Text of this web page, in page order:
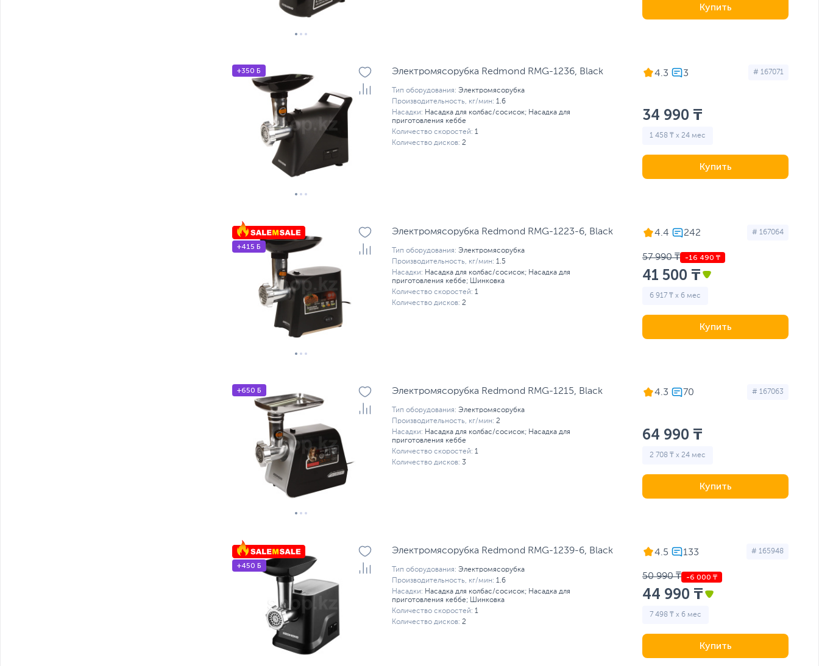
Купить
+350 Б Электромясорубка Redmond RMG-1236, Black
Тип оборудования: Электромясорубка
Производительность, кг/мин: 1.6
Насадки: Насадка для колбас/сосисок; Насадка для
приготовления кеббе
Количество скоростей: 1
Количество дисков: 2
4.3 # 167071
34 990 ₸
1 458 ₸ x 24 мес
Купить
+415 Б
Электромясорубка Redmond RMG-1223-6, Black
Тип оборудования: Электромясорубка
Производительность, кг/мин: 1.5
Насадки: Насадка для колбас/сосисок; Насадка для
приготовления кеббе; Шинковка
Количество скоростей: 1
Количество дисков: 2
4.4 # 167064
57 990 ₸
41 500 ₸
6 917 ₸ x 6 мес
Купить
+650 Б Электромясорубка Redmond RMG-1215, Black
Тип оборудования: Электромясорубка
Производительность, кг/мин: 2
Насадки: Насадка для колбас/сосисок; Насадка для
приготовления кеббе
Количество скоростей: 1
Количество дисков: 3
4.3 # 167063
64 990 ₸
2 708 ₸ x 24 мес
Купить
+450 Б
Электромясорубка Redmond RMG-1239-6, Black
Тип оборудования: Электромясорубка
Производительность, кг/мин: 1.6
Насадки: Насадка для колбас/сосисок; Насадка для
приготовления кеббе; Шинковка
Количество скоростей: 1
Количество дисков: 2
4.5 # 165948
50 990 ₸
44 990 ₸
7 498 ₸ x 6 мес
Купить